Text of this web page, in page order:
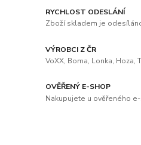
RYCHLOST ODESLÁNÍ
Zboží skladem je
VÝROBCI Z ČR
VoXX, Boma, Lonka, Hoza,
OVĚŘENÝ E-SHOP
Nakupujete u ověřeného